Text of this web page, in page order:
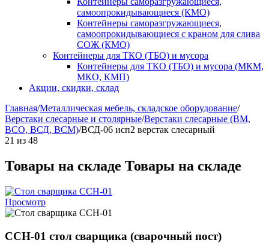
самоопрокидывающиеся (КМО)
Контейнеры саморазгружающиеся,
самоопрокидывающиеся с краном для слива
СОЖ (КМО)
Контейнеры для ТКО (ТБО) и мусора
Контейнеры для ТКО (ТБО) и мусора (МКМ,
МКО, КМП)
Акции, скидки, склад
Главная/Металлическая мебель, складское оборудование/
Верстаки слесарные и столярные/Верстаки слесарные (ВМ,
ВСО, ВСД, ВСМ)/ВСД-06 исп2 верстак слесарный
21 из 48
Товары на складе Товары на складе
Просмотр
ССН-01 стол сварщика (сварочный пост)